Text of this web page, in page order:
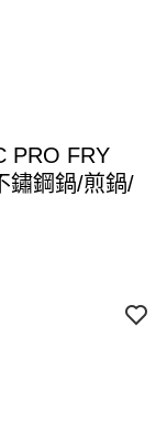
PRO FRY
鏽鋼鍋/煎鍋/